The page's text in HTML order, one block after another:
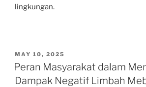
lingkungan.
POSTED
ON
MAY 10, 2025
Peran Masyarakat dalam
Dampak Negatif Limbah